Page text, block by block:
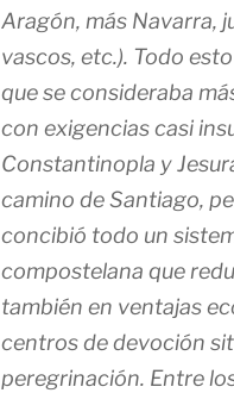
Aragón, más Navarra,
vascos, etc.). Todo
que se consideraba
con exigencias casi
Constantinopla y
camino de Santiago,
concibió todo un
compostelana que
también en ventajas
centros de devoción
peregrinación. Entre